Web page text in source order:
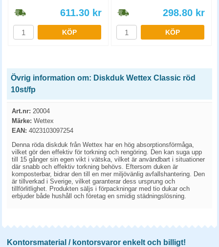
611.30 kr
KÖP
298.80 kr
KÖP
Övrig information om: Diskduk Wettex Classic röd
10st/fp
Art.nr: 20004
Märke: Wettex
EAN: 4023103097254
Denna röda diskduk från Wettex har en hög absorptionsförmåga,
vilket gör den effektiv för torkning och rengöring. Den kan suga upp
till 15 gånger sin egen vikt i vätska, vilket är användbart i situationer
där snabb och effektiv torkning behövs. Eftersom duken är
komposterbar, bidrar den till en mer miljövänlig avfallshantering. Den
är tillverkad i Sverige, vilket garanterar dess ursprung och
tillförlitlighet. Produkten säljs i förpackningar med tio dukar och
erbjuder både hushåll och företag en smidig städningslösning.
Kontorsmaterial / kontorsvaror enkelt och billigt!